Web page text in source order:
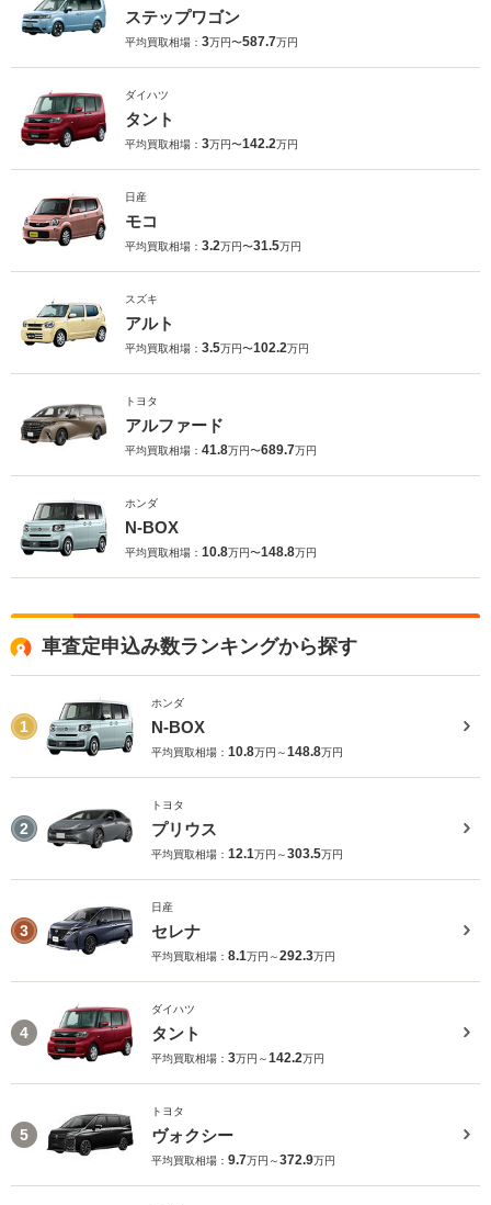
ステップワゴン
平均買取相場： 3万円〜587.7万円
ダイハツ
タント
平均買取相場： 3万円〜142.2万円
日産
モコ
平均買取相場： 3.2万円〜31.5万円
スズキ
アルト
平均買取相場： 3.5万円〜102.2万円
トヨタ
アルファード
平均買取相場： 41.8万円〜689.7万円
ホンダ
N-BOX
平均買取相場： 10.8万円〜148.8万円
車査定申込み数ランキングから探す
1
ホンダ
N-BOX
平均買取相場： 10.8万円～148.8万円
2
トヨタ
プリウス
平均買取相場： 12.1万円～303.5万円
3
日産
セレナ
平均買取相場： 8.1万円～292.3万円
4
ダイハツ
タント
平均買取相場： 3万円～142.2万円
5
トヨタ
ヴォクシー
平均買取相場： 9.7万円～372.9万円